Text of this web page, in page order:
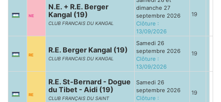
NE
N.E. + R.E. Berger
Kangal (19)
CLUB FRANCAIS DU KANGAL
dimanche 27
septembre 2026
Clôture :
13/09/2026
19
RE
R.E. Berger Kangal (19)
CLUB FRANCAIS DU KANGAL
Samedi 26
septembre 2026
Clôture :
13/09/2026
19
RE
R.E. St-Bernard - Dogue
du Tibet - Aidi (19)
CLUB FRANÇAIS DU SAINT
Samedi 26
septembre 2026
Clôture :
19